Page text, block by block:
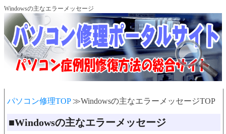
Windowsの主なエラーメッセージ
パソコン修理TOP≫Windowsの主なエラーメッセージTOP
■Windowsの主なエラーメッセージ